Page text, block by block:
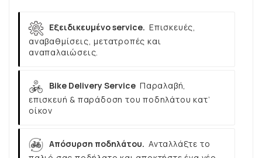
Εξειδικευμένο service. Επισκευές,
αναβαθμίσεις, μετατροπές και
αναπαλαιώσεις.
Bike Delivery Service Παραλαβή,
επισκευή & παράδοση του ποδηλάτου κατ’
οίκον
Απόσυρση ποδηλάτου. Ανταλλάξτε το